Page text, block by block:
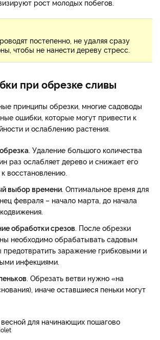
рост молодых побегов.
постепенно, не удаляя сразу
чтобы не нанести дереву стресс.
при обрезке сливы
принципы обрезки, многие садоводы
ошибки, которые могут привести к
и ослаблению растения.
. Удаление большого количества
раз ослабляет дерево и снижает его
восстановлению.
выбор времени . Оптимальное время для
февраля – начало марта, до начала
обработки срезов . После обрезки
необходимо обрабатывать садовым
предотвратить заражение грибковыми и
инфекциями.
. Обрезать ветви нужно «на
иначе оставшиеся пеньки могут